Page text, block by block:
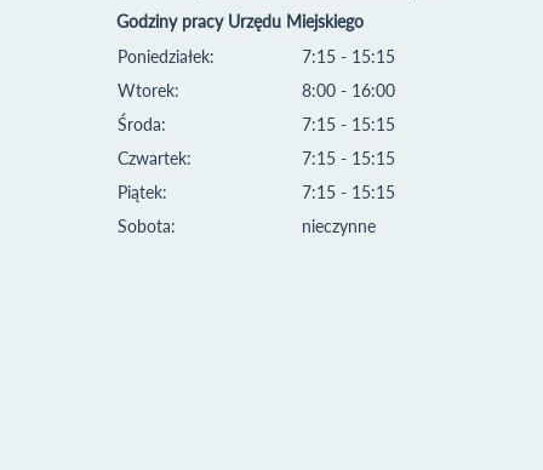
Godziny pracy Urzędu Miejskiego
Poniedziałek:
Wtorek:
Środa:
Czwartek:
Piątek:
Sobota:
7:15 - 15:15
8:00 - 16:00
7:15 - 15:15
7:15 - 15:15
7:15 - 15:15
nieczynne